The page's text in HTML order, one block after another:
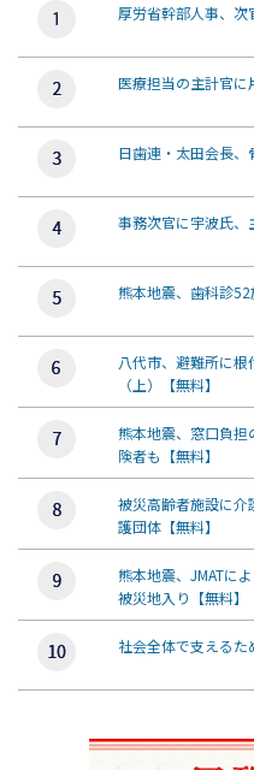
厚労省幹部人事、次
医療担当の主計官
日歯連・太田会長
事務次官に宇波氏
熊本地震、歯科診
八代市、避難所に
（上）【無料】
熊本地震、窓口負
険者も【無料】
被災高齢者施設に
護団体【無料】
熊本地震、JMAT
被災地入り【無料】
社会全体で支えるた